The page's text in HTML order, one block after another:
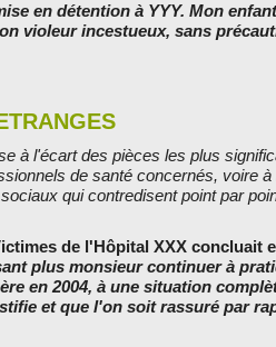
en détention à YYY. Mon
violeur incestueux, sans
à l'écart des pièces les plus
de santé concernés, voire
qui contredisent point par
de l'Hôpital XXX concluait
plus monsieur continuer à
en 2004, à une situation
et que l'on soit rassuré par